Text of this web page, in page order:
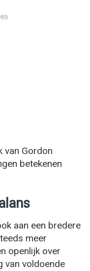
van Gordon
betekenen
aan een bredere
meer
openlijk over
van voldoende